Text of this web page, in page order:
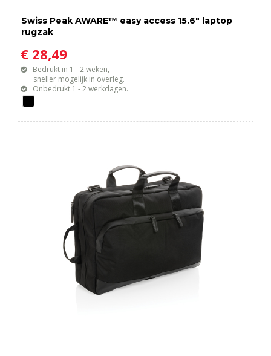
Swiss Peak AWARE™ easy access 15.6" laptop
rugzak
€ 28,49
Bedrukt in 1 - 2 weken,
sneller mogelijk in overleg.
Onbedrukt 1 - 2 werkdagen.